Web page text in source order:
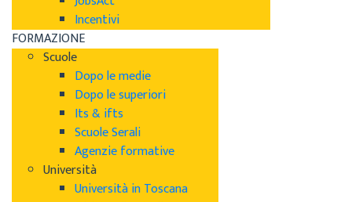
Incentivi
FORMAZIONE
Scuole
Dopo le medie
Dopo le superiori
Its & ifts
Scuole Serali
Agenzie formative
Università
Università in Toscana